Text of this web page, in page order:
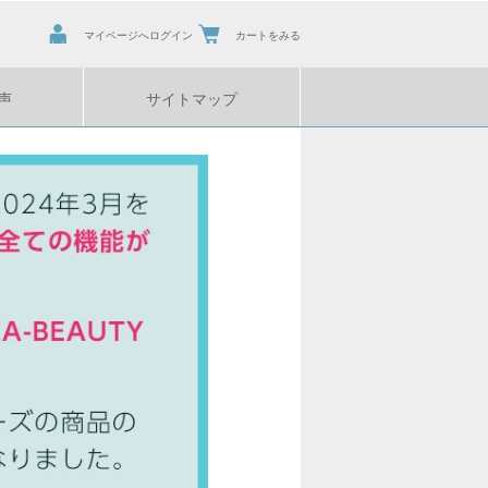
マイページへログイン カートをみる
サイトマップ